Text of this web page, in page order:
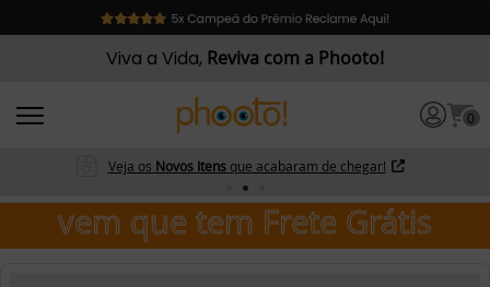
Viva a Vida, Reviva com a Phooto!
0
Veja os Novos Itens que acabaram de chegar!
vem que tem Frete Grátis